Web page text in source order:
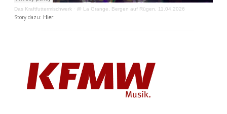
Das Kraftfuttermischwerk · @ La Grange, Bergen auf Rügen, 11.04.2026
Story dazu: Hier